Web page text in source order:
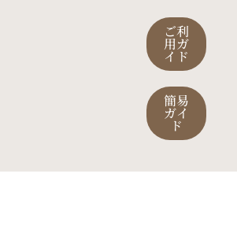
ご利
用ガ
イド
簡易
ガイ
ド